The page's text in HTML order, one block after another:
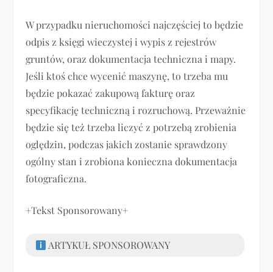
W przypadku nieruchomości najczęściej to będzie
odpis z księgi wieczystej i wypis z rejestrów
gruntów, oraz dokumentacja techniczna i mapy.
Jeśli ktoś chce wycenić maszynę, to trzeba mu
będzie pokazać zakupową fakturę oraz
specyfikację techniczną i rozruchową. Przeważnie
będzie się też trzeba liczyć z potrzebą zrobienia
oględzin, podczas jakich zostanie sprawdzony
ogólny stan i zrobiona konieczna dokumentacja
fotograficzna.
+Tekst Sponsorowany+
ARTYKUŁ SPONSOROWANY